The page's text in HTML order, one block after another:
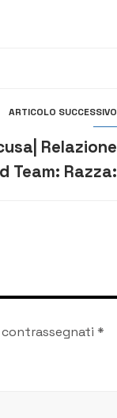
ARTICOLO SUCCESSIVO
Relazione
Team: Razza:
*